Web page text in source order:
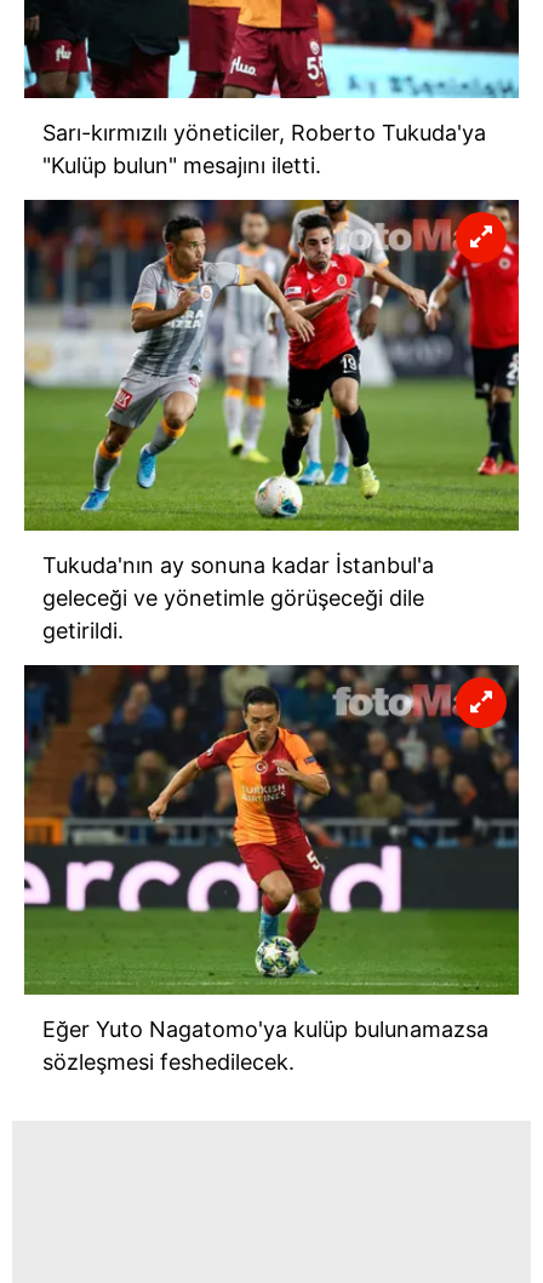
6698 sayılı Kişisel Verilerin Korunması Kanunu uyarınca
hazırlanmış Aydınlatma Metnimizi okumak ve sitemizde
ilgili mevzuata uygun olarak kullanılan çerezlerle ilgili bilgi
Sarı-kırmızılı yöneticiler, Roberto Tukuda'ya
"Kulüp bulun" mesajını iletti.
Tukuda'nın ay sonuna kadar İstanbul'a
geleceği ve yönetimle görüşeceği dile
getirildi.
Eğer Yuto Nagatomo'ya kulüp bulunamazsa
sözleşmesi feshedilecek.